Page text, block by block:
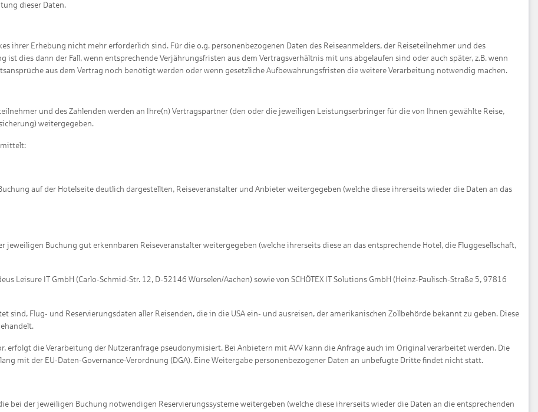
dieser Daten.
ihrer Erhebung nicht mehr erforderlich sind. Für die o.g. personenbezogenen Daten des Reiseanmelders, der Reiseteilnehmer und des
ist dies dann der Fall, wenn entsprechende Verjährungsfristen aus dem Vertragsverhältnis mit uns abgelaufen sind oder auch später, z.B. wenn
aus dem Vertrag noch benötigt werden oder wenn gesetzliche Aufbewahrungsfristen die weitere Verarbeitung notwendig machen.
und des Zahlenden werden an Ihre(n) Vertragspartner (den oder die jeweiligen Leistungserbringer für die von Ihnen gewählte Reise,
weitergegeben.
auf der Hotelseite deutlich dargestellten, Reiseveranstalter und Anbieter weitergegeben (welche diese ihrerseits wieder die Daten an das
jeweiligen Buchung gut erkennbaren Reiseveranstalter weitergegeben (welche ihrerseits diese an das entsprechende Hotel, die Fluggesellschaft,
Leisure IT GmbH (Carlo-Schmid-Str. 12, D-52146 Würselen/Aachen) sowie von SCHÖTEX IT Solutions GmbH (Heinz-Paulisch-Straße 5, 97816
sind, Flug- und Reservierungsdaten aller Reisenden, die in die USA ein- und ausreisen, der amerikanischen Zollbehörde bekannt zu geben. Diese
erfolgt die Verarbeitung der Nutzeranfrage pseudonymisiert. Bei Anbietern mit AVV kann die Anfrage auch im Original verarbeitet werden. Die
mit der EU-Daten-Governance-Verordnung (DGA). Eine Weitergabe personenbezogener Daten an unbefugte Dritte findet nicht statt.
bei der jeweiligen Buchung notwendigen Reservierungssysteme weitergeben (welche diese ihrerseits wieder die Daten an die entsprechenden